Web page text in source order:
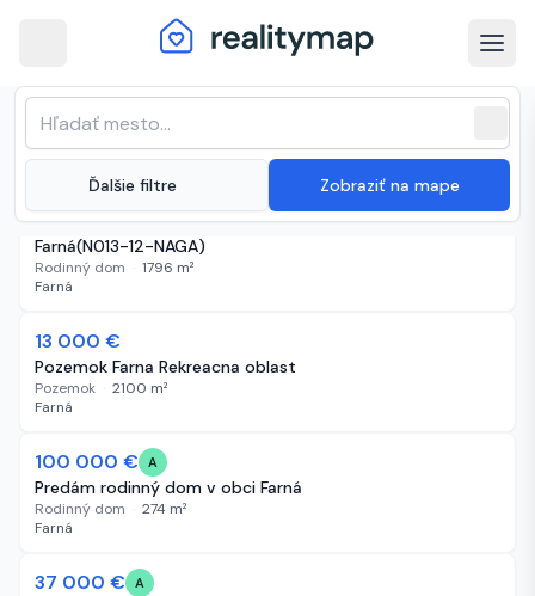
Ďalšie filtre Zobraziť na mape
Farná · Najnovšie nehnuteľnosti na
predaj
(27 inzerátov)
Zoradenie zoznamu
40 000 €
EXKLUZÍVNE| Cenovo dostupný 4i rodinný dom |
Farná(N013-12-NAGA)
Rodinný dom · 1796 m²
Farná
6 dní
13 000 €
Pozemok Farna Rekreacna oblast
Pozemok · 2100 m²
Farná
17 dní
100 000 € A
Predám rodinný dom v obci Farná
Rodinný dom · 274 m²
Farná
58 dní
37 000 € A